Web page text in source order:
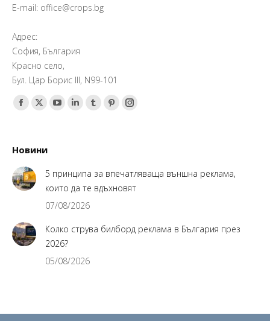
E-mail: office@crops.bg
Адрес:
София, България
Красно село,
Бул. Цар Борис III, N99-101
Find us on:
Facebook
in
new
window
X
in
new
window
YouTube
new
window
Linkedin
new
window
Tumblr
new
window
Pinterest
new
window
Instagram
new
window
Новини
5 принципа за впечатляваща външна реклама,
които да те вдъхновят
07/08/2026
Колко струва билборд реклама в България през
2026?
05/08/2026